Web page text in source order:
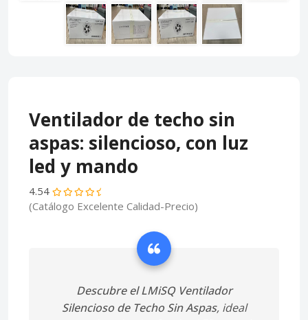
Ventilador de techo sin
aspas: silencioso, con luz
led y mando
4.54
(Catálogo Excelente Calidad-Precio)
Descubre el LMiSQ Ventilador
Silencioso de Techo Sin Aspas, ideal